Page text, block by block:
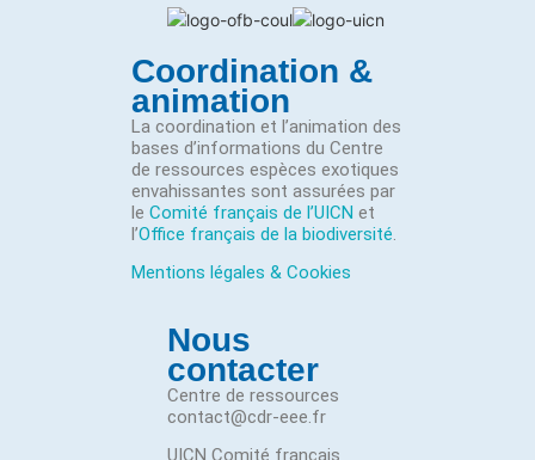
Coordination &
animation
La coordination et l’animation des
bases d’informations du Centre
de ressources espèces exotiques
envahissantes sont assurées par
le Comité français de l’UICN et
l’Office français de la biodiversité.
Mentions légales & Cookies
Nous
contacter
Centre de ressources
contact@cdr-eee.fr
UICN Comité français